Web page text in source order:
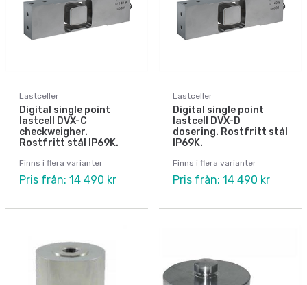
Lastceller
Digital single point
lastcell DVX-C
checkweigher.
Rostfritt stål IP69K.
Finns i flera varianter
Pris från: 14 490 kr
Lastceller
Digital single point
lastcell DVX-D
dosering. Rostfritt stål
IP69K.
Finns i flera varianter
Pris från: 14 490 kr